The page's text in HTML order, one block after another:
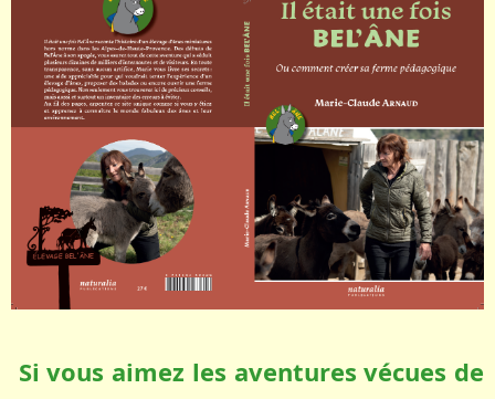
Si vous aimez les aventures vécues de